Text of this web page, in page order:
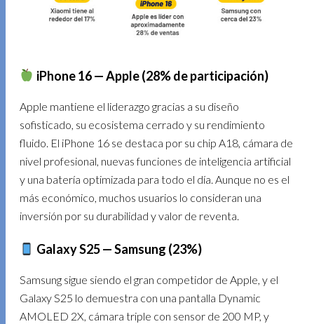
iPhone 16 — Apple (28% de participación)
Apple mantiene el liderazgo gracias a su diseño
sofisticado, su ecosistema cerrado y su rendimiento
fluido. El iPhone 16 se destaca por su chip A18, cámara de
nivel profesional, nuevas funciones de inteligencia artificial
y una batería optimizada para todo el día. Aunque no es el
más económico, muchos usuarios lo consideran una
inversión por su durabilidad y valor de reventa.
Galaxy S25 — Samsung (23%)
Samsung sigue siendo el gran competidor de Apple, y el
Galaxy S25 lo demuestra con una pantalla Dynamic
AMOLED 2X, cámara triple con sensor de 200 MP, y